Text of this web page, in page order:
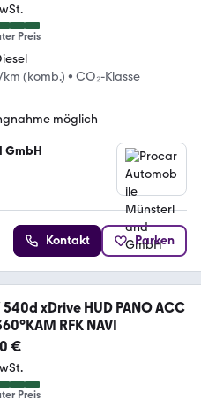
Preis
(komb.) • CO₂-Klasse
möglich
GmbH
Kontakt Parken
540d xDrive HUD PANO ACC
RFK NAVI
€
Preis